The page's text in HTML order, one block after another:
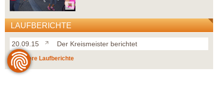
LAUFBERICHTE
20.09.15 Der Kreismeister berichtet
weitere Laufberichte